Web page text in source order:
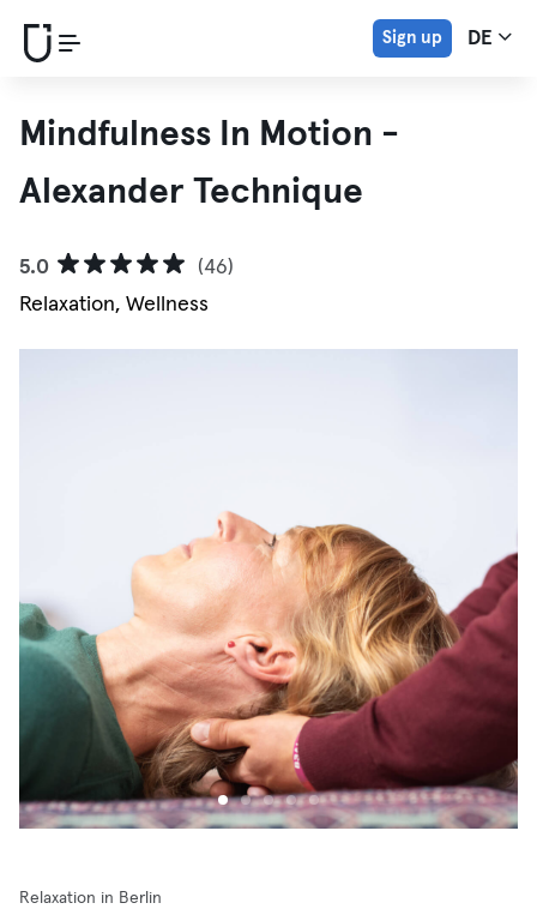
Sign up DE
Mindfulness In Motion -
Alexander Technique
5.0
(46)
Relaxation, Wellness
Relaxation in Berlin